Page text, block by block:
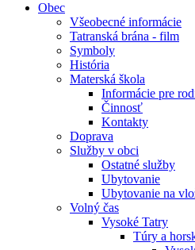
Obec
Všeobecné informácie
Tatranská brána - film
Symboly
História
Materská škola
Informácie pre
Činnosť
Kontakty
Doprava
Služby v obci
Ostatné služby
Ubytovanie
Ubytovanie na
Volný čas
Vysoké Tatry
Túry a